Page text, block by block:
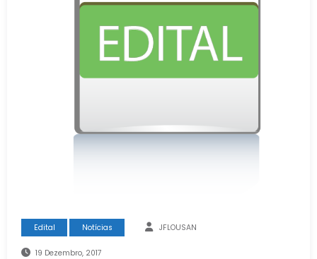
Edital Notícias JFLOUSAN
19 Dezembro, 2017